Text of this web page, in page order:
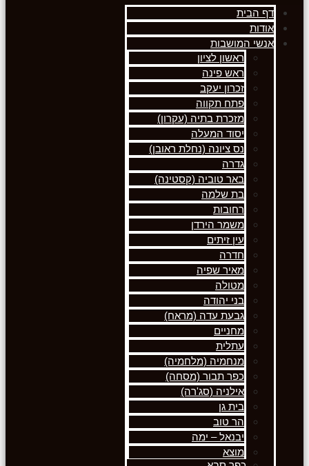
דף הבית
אודות
אנשי המושבות
ראשון לציון
ראש פינה
זכרון יעקב
פתח תקווה
מזכרת בתיה (עקרון)
יסוד המעלה
נס ציונה (נחלת ראובן)
גדרה
באר טוביה (קסטינה)
בת שלמה
רחובות
משמר הירדן
עין זיתים
חדרה
מאיר שפיה
מטולה
בני יהודה
גבעת עדה (מראח)
מחניים
עתלית
מנחמיה (מלחמיה)
כפר תבור (מסחה)
אילניה (סג'רה)
בית גן
הר טוב
יבנאל – ימה
מוצא